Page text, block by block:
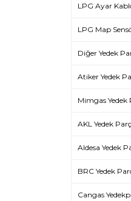
LPG Ayar
LPG Map
Diğer Yedek
Atiker Yedek
Mimgas Yedek
AKL Yedek
Aldesa Yedek
BRC Yedek
Cangas